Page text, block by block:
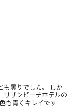
も曇りでした。 しか
サザンビーチホテルの
も青くキレイです